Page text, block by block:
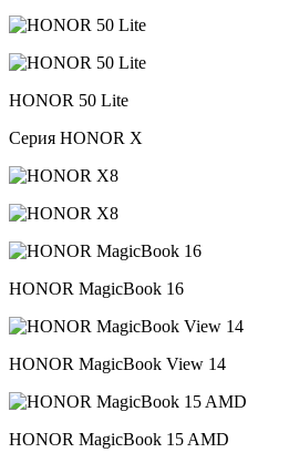
HONOR 50 Lite
Серия HONOR X
HONOR MagicBook 16
HONOR MagicBook View 14
HONOR MagicBook 15 AMD